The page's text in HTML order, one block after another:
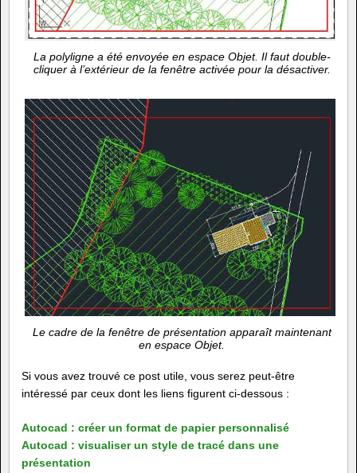
La polyligne a été envoyée en espace Objet. Il faut double-
cliquer à l’extérieur de la fenêtre activée pour la désactiver.
Le cadre de la fenêtre de présentation apparaît maintenant
en espace Objet.
Si vous avez trouvé ce post utile, vous serez peut-être
intéressé par ceux dont les liens figurent ci-dessous :
Autocad : créer un format de papier personnalisé
Autocad : visualiser un style de tracé dans une
présentation